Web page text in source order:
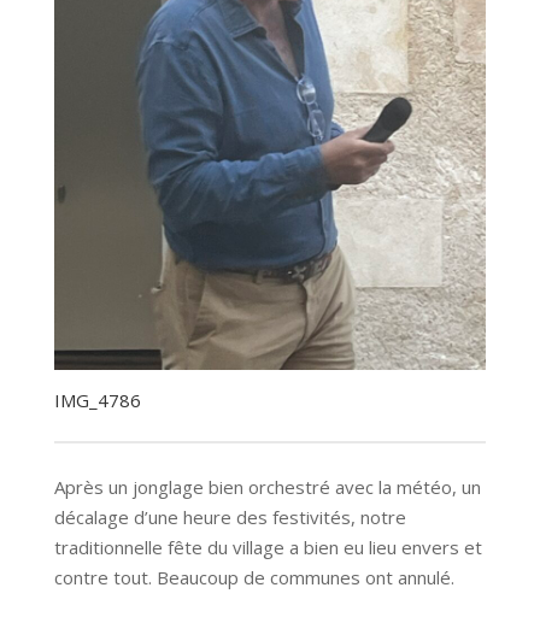
IMG_4786
Après un jonglage bien orchestré avec la météo, un
décalage d’une heure des festivités, notre
traditionnelle fête du village a bien eu lieu envers et
contre tout. Beaucoup de communes ont annulé.